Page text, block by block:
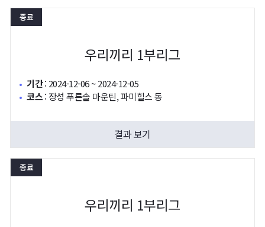
종료
우리끼리 1부리그
기간: 2024-12-06 ~ 2024-12-05
코스: 장성 푸른솔 마운틴, 파미힐스 동
결과 보기
종료
우리끼리 1부리그